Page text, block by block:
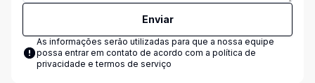
Enviar
As informações serão utilizadas para que a nossa equipe
possa entrar em contato de acordo com a política de
privacidade e termos de serviço